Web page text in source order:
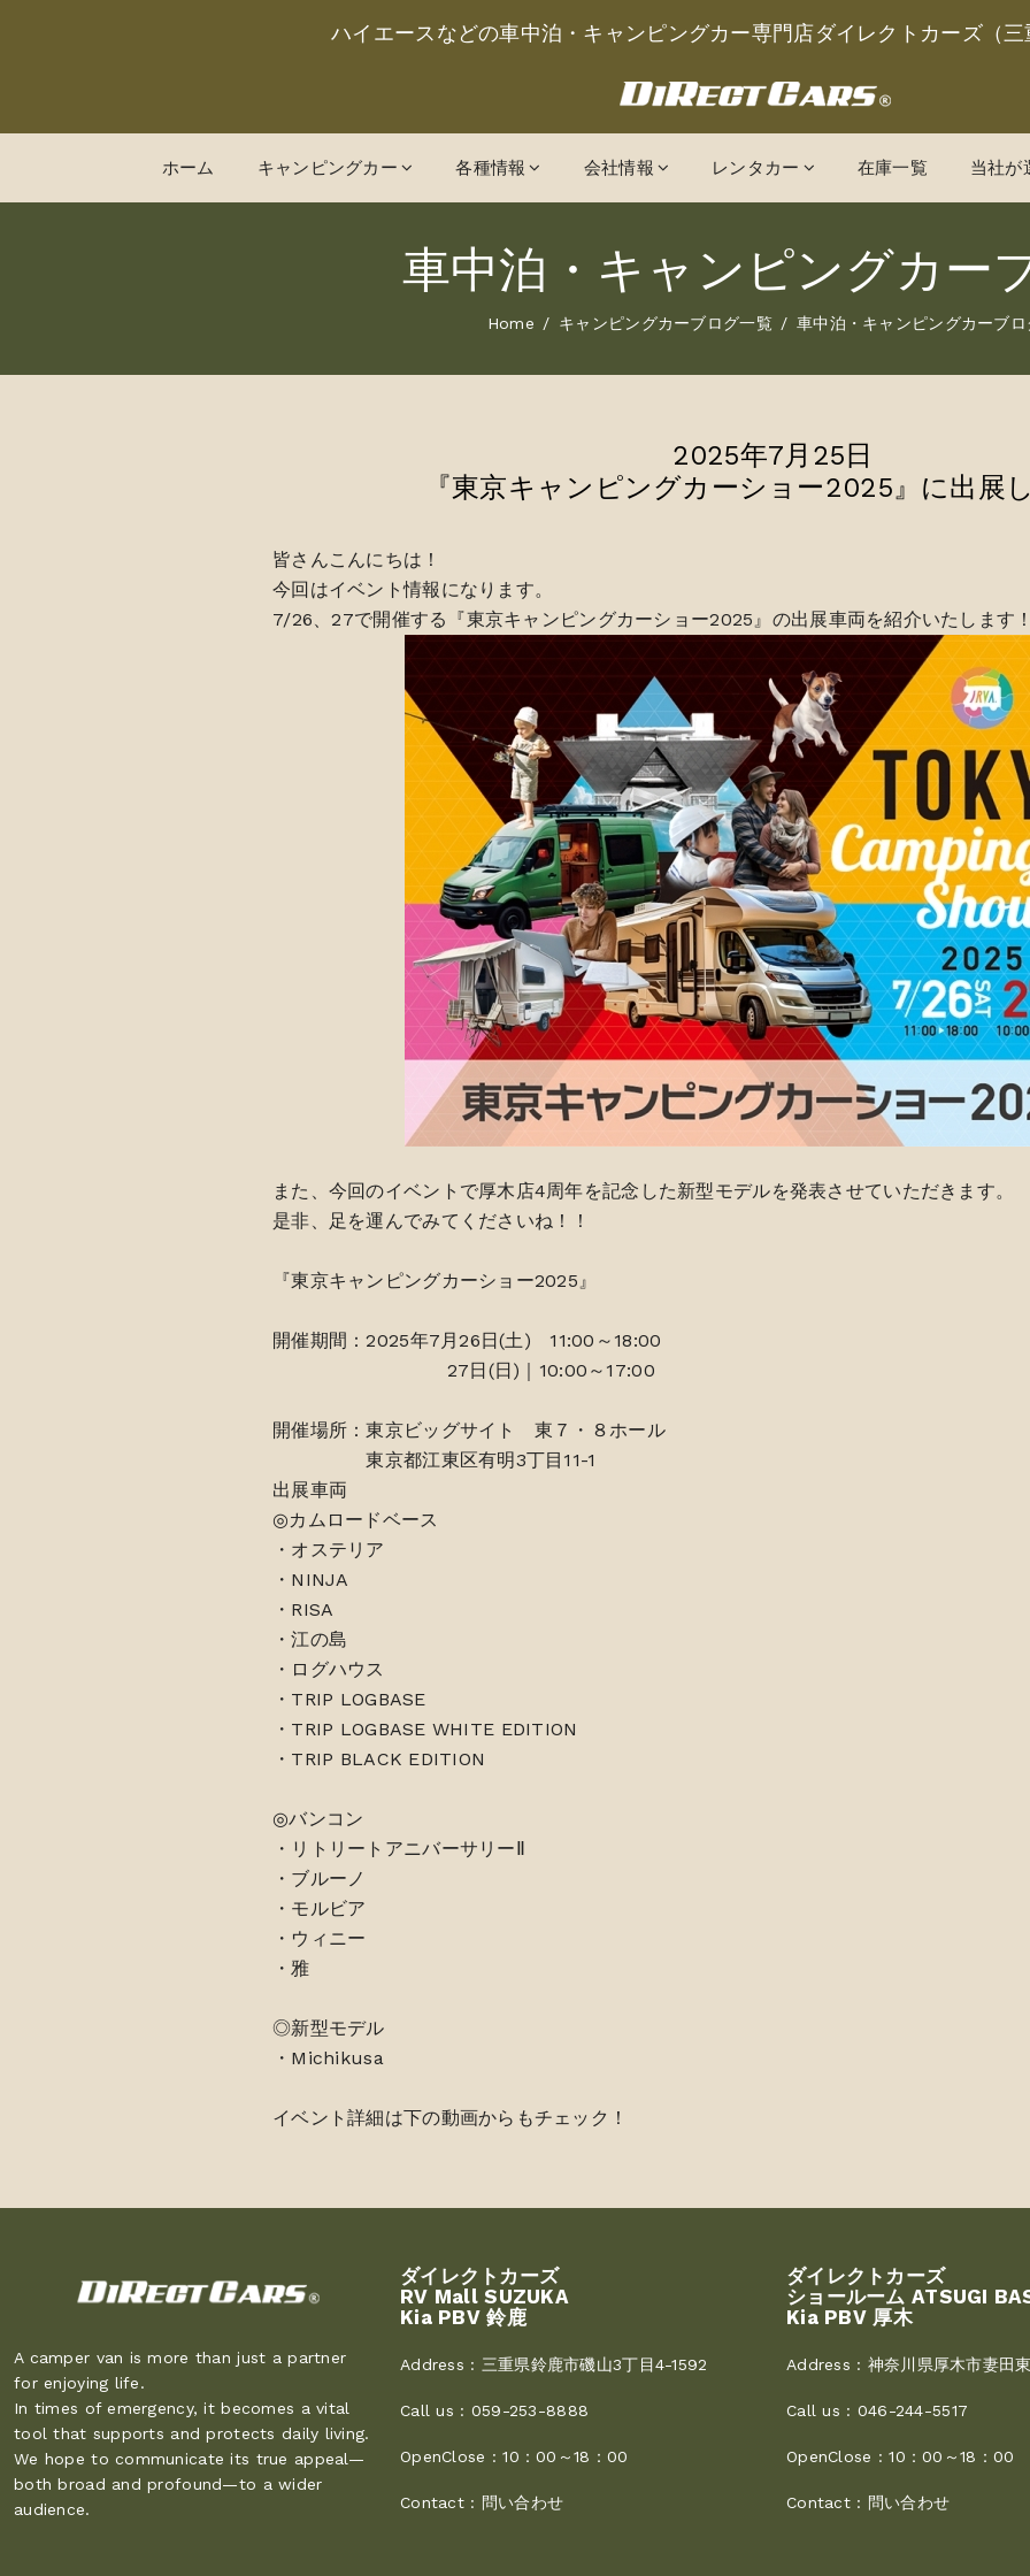
ハイエースなどの車中泊・キャンピングカー専門店ダイレクトカーズ（
ホーム キャンピングカー 各種情報 会社情報 レンタカー 在庫一覧 当社が
車中泊・キャンピングカー
Home キャンピングカーブログ一覧 車中泊・キャンピングカーブロ
2025年7月25日
『東京キャンピングカーショー2025』に出展
皆さんこんにちは！
今回はイベント情報になります。
7/26、27で開催する『東京キャンピングカーショー2025』の出展車両を紹介いたします
また、今回のイベントで厚木店4周年を記念した新型モデルを発表させていただきます。
是非、足を運んでみてくださいね！！
『東京キャンピングカーショー2025』
開催期間：2025年7月26日(土) 11:00～18:00
27日(日)｜10:00～17:00
開催場所：東京ビッグサイト 東７・８ホール
東京都江東区有明3丁目11-1
出展車両
◎カムロードベース
・オステリア
・NINJA
・RISA
・江の島
・ログハウス
・TRIP LOGBASE
・TRIP LOGBASE WHITE EDITION
・TRIP BLACK EDITION
◎バンコン
・リトリートアニバーサリーⅡ
・ブルーノ
・モルビア
・ウィニー
・雅
◎新型モデル
・Michikusa
イベント詳細は下の動画からもチェック！
A camper van is more than just a partner
for enjoying life.
In times of emergency, it becomes a vital
tool that supports and protects daily living.
We hope to communicate its true appeal—
both broad and profound—to a wider
audience.
ダイレクトカーズ
RV Mall SUZUKA
Kia PBV 鈴鹿
Address : 三重県鈴鹿市磯山3丁目4-1592
Call us : 059-253-8888
OpenClose :10：00～18：00
Contact : 問い合わせ
ダイレクトカーズ
ショールーム ATSUGI
Kia PBV 厚木
Address : 神奈川県厚木市妻田
Call us : 046-244-5517
OpenClose :10：00～18：00
Contact : 問い合わせ